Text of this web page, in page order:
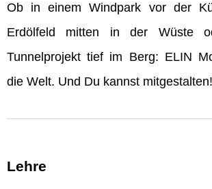
Ob in einem Windpark vor der
Erdölfeld mitten in der Wüste
Tunnelprojekt tief im Berg: ELIN
die Welt. Und Du kannst mitgestalten!
Lehre